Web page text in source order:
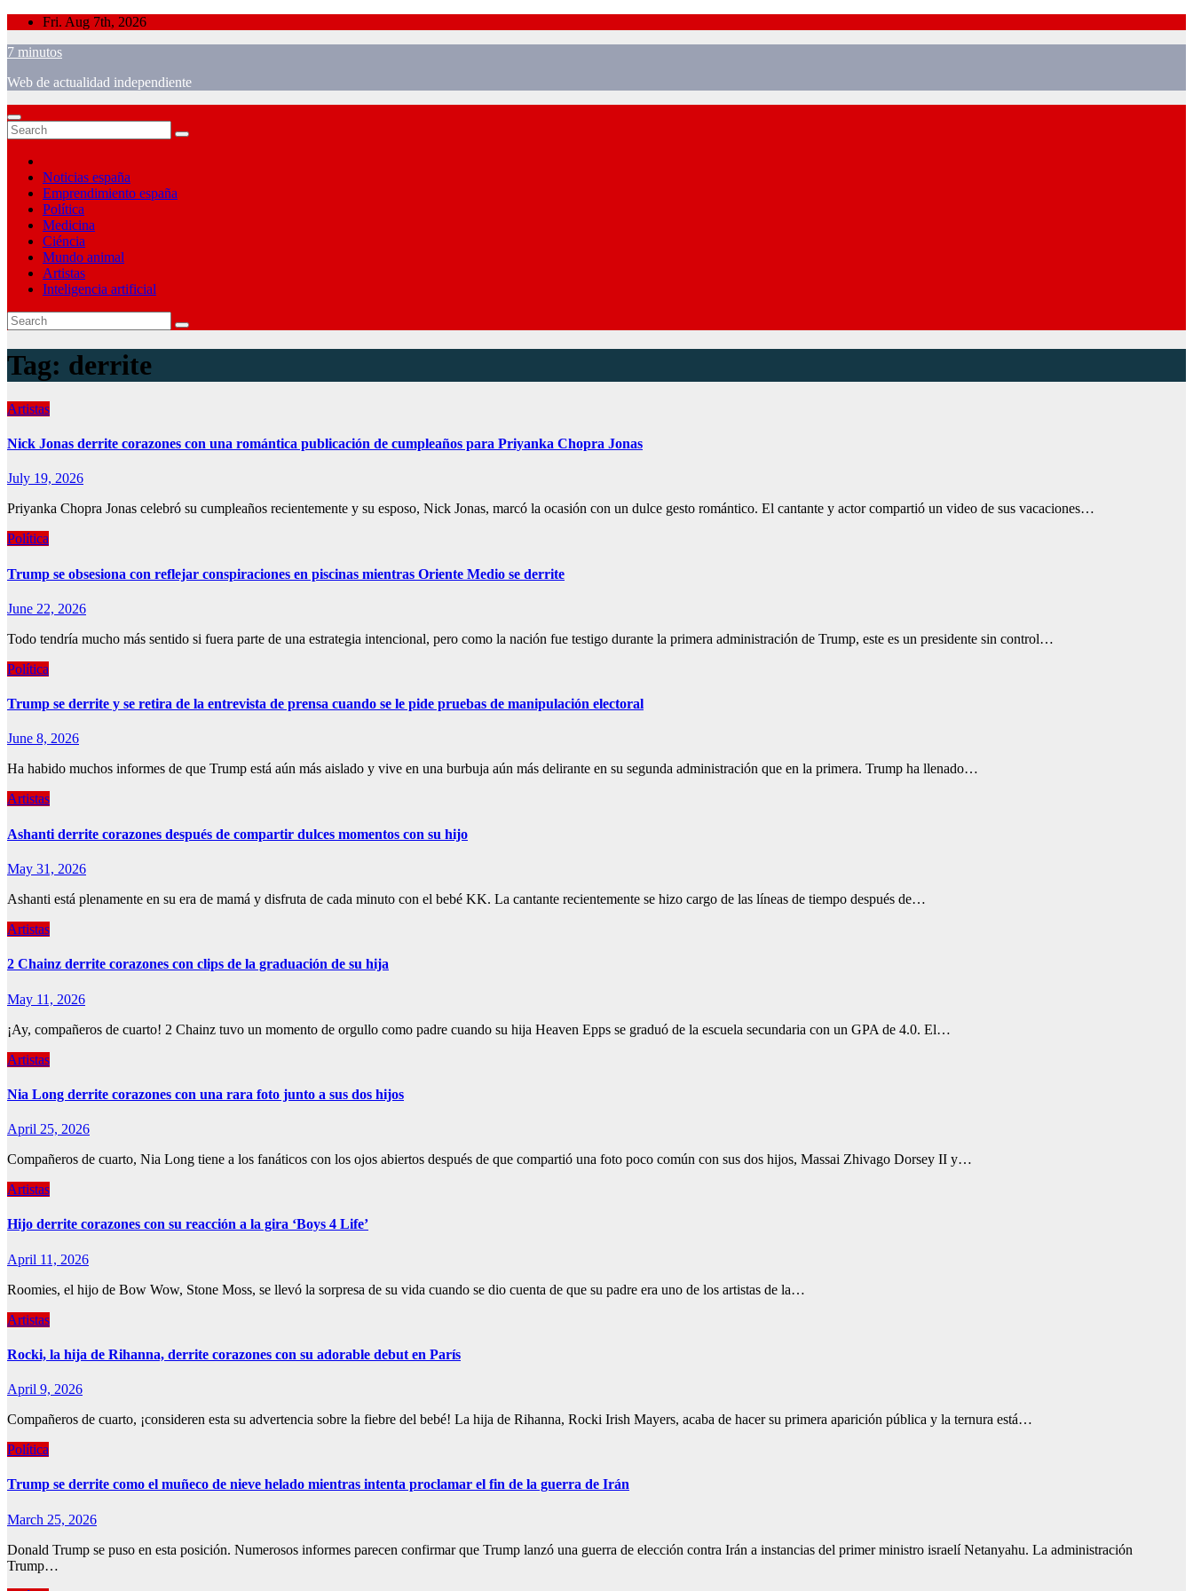
Skip
content
Fri. Aug 7th, 2026
7 minutos
Web de actualidad independiente
Noticias españa
Emprendimiento españa
Política
Medicina
Ciéncia
Mundo animal
Artistas
Inteligencia artificial
Tag: derrite
Artistas
Nick Jonas derrite corazones con una romántica publicación de cumpleaños para Priyanka Chopra Jonas
July 19, 2026
Priyanka Chopra Jonas celebró su cumpleaños recientemente y su esposo, Nick Jonas, marcó la ocasión con un dulce gesto romántico. El cantante y actor compartió un video de sus vacaciones…
Política
Trump se obsesiona con reflejar conspiraciones en piscinas mientras Oriente Medio se derrite
June 22, 2026
Todo tendría mucho más sentido si fuera parte de una estrategia intencional, pero como la nación fue testigo durante la primera administración de Trump, este es un presidente sin control…
Política
Trump se derrite y se retira de la entrevista de prensa cuando se le pide pruebas de manipulación electoral
June 8, 2026
Ha habido muchos informes de que Trump está aún más aislado y vive en una burbuja aún más delirante en su segunda administración que en la primera. Trump ha llenado…
Artistas
Ashanti derrite corazones después de compartir dulces momentos con su hijo
May 31, 2026
Ashanti está plenamente en su era de mamá y disfruta de cada minuto con el bebé KK. La cantante recientemente se hizo cargo de las líneas de tiempo después de…
Artistas
2 Chainz derrite corazones con clips de la graduación de su hija
May 11, 2026
¡Ay, compañeros de cuarto! 2 Chainz tuvo un momento de orgullo como padre cuando su hija Heaven Epps se graduó de la escuela secundaria con un GPA de 4.0. El…
Artistas
Nia Long derrite corazones con una rara foto junto a sus dos hijos
April 25, 2026
Compañeros de cuarto, Nia Long tiene a los fanáticos con los ojos abiertos después de que compartió una foto poco común con sus dos hijos, Massai Zhivago Dorsey II y…
Artistas
Hijo derrite corazones con su reacción a la gira ‘Boys 4 Life’
April 11, 2026
Roomies, el hijo de Bow Wow, Stone Moss, se llevó la sorpresa de su vida cuando se dio cuenta de que su padre era uno de los artistas de la…
Artistas
Rocki, la hija de Rihanna, derrite corazones con su adorable debut en París
April 9, 2026
Compañeros de cuarto, ¡consideren esta su advertencia sobre la fiebre del bebé! La hija de Rihanna, Rocki Irish Mayers, acaba de hacer su primera aparición pública y la ternura está…
Política
Trump se derrite como el muñeco de nieve helado mientras intenta proclamar el fin de la guerra de Irán
March 25, 2026
Donald Trump se puso en esta posición. Numerosos informes parecen confirmar que Trump lanzó una guerra de elección contra Irán a instancias del primer ministro israelí Netanyahu. La administración
Trump…